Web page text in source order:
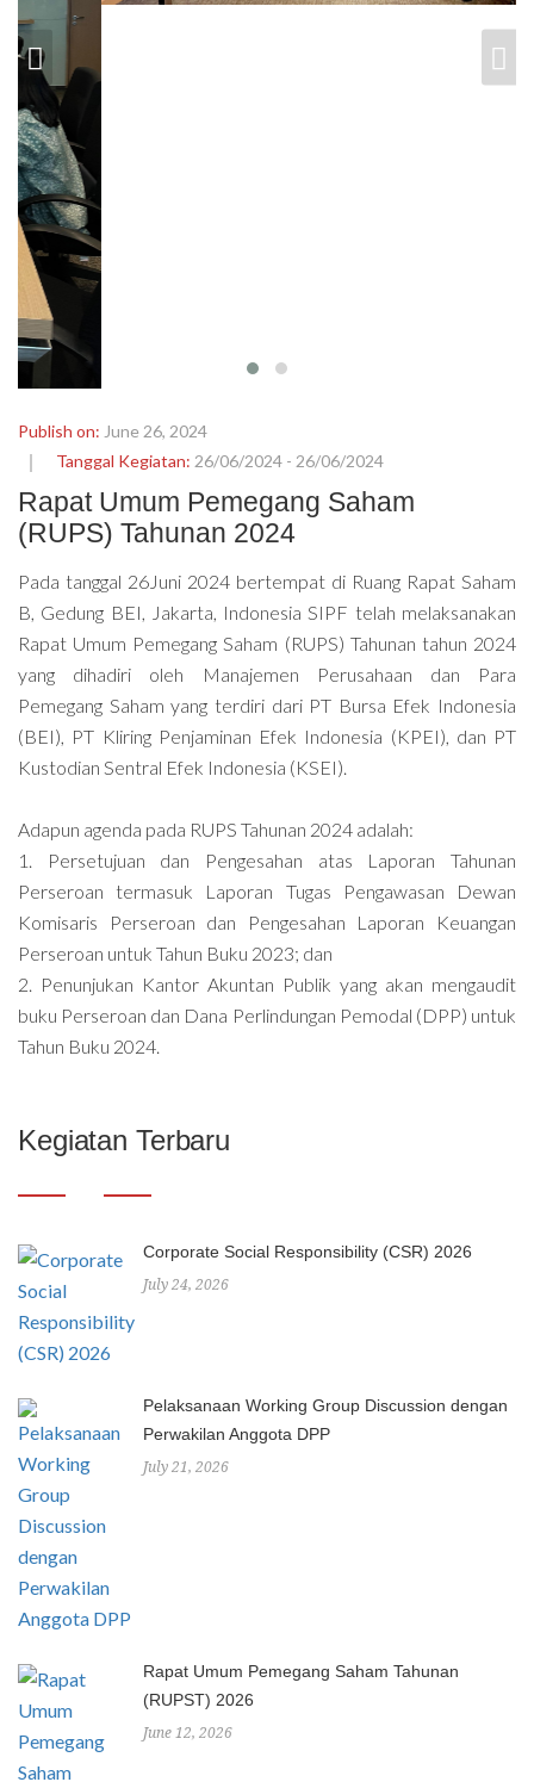
Publish on: June 26, 2024
Tanggal Kegiatan: 26/06/2024 - 26/06/2024
Rapat Umum Pemegang Saham
(RUPS) Tahunan 2024
Pada tanggal 26Juni 2024 bertempat di Ruang Rapat Saham
B, Gedung BEI, Jakarta, Indonesia SIPF telah melaksanakan
Rapat Umum Pemegang Saham (RUPS) Tahunan tahun 2024
yang dihadiri oleh Manajemen Perusahaan dan Para
Pemegang Saham yang terdiri dari PT Bursa Efek Indonesia
(BEI), PT Kliring Penjaminan Efek Indonesia (KPEI), dan PT
Kustodian Sentral Efek Indonesia (KSEI).
Adapun agenda pada RUPS Tahunan 2024 adalah:
1. Persetujuan dan Pengesahan atas Laporan Tahunan
Perseroan termasuk Laporan Tugas Pengawasan Dewan
Komisaris Perseroan dan Pengesahan Laporan Keuangan
Perseroan untuk Tahun Buku 2023; dan
2. Penunjukan Kantor Akuntan Publik yang akan mengaudit
buku Perseroan dan Dana Perlindungan Pemodal (DPP) untuk
Tahun Buku 2024.
Kegiatan Terbaru
Corporate Social Responsibility (CSR) 2026
July 24, 2026
Pelaksanaan Working Group Discussion dengan
Perwakilan Anggota DPP
July 21, 2026
Rapat Umum Pemegang Saham Tahunan
(RUPST) 2026
June 12, 2026